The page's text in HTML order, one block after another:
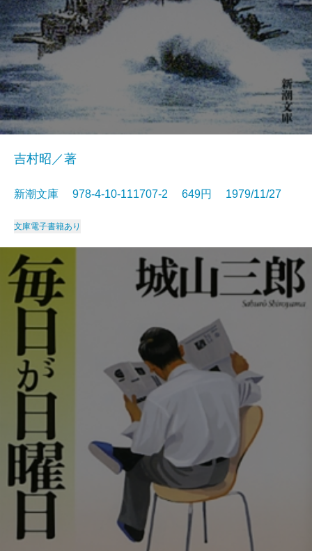
吉村昭／著
新潮文庫 978-4-10-111707-2 649円 1979/11/27
文庫電子書籍あり